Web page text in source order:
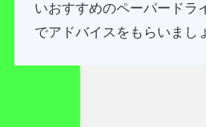
いおすすめのペーパードラ
でアドバイスをもらいまし